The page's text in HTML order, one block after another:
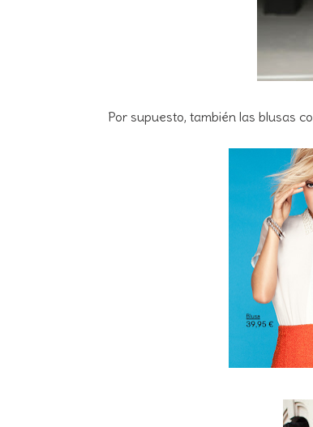
Por supuesto, también las blusas